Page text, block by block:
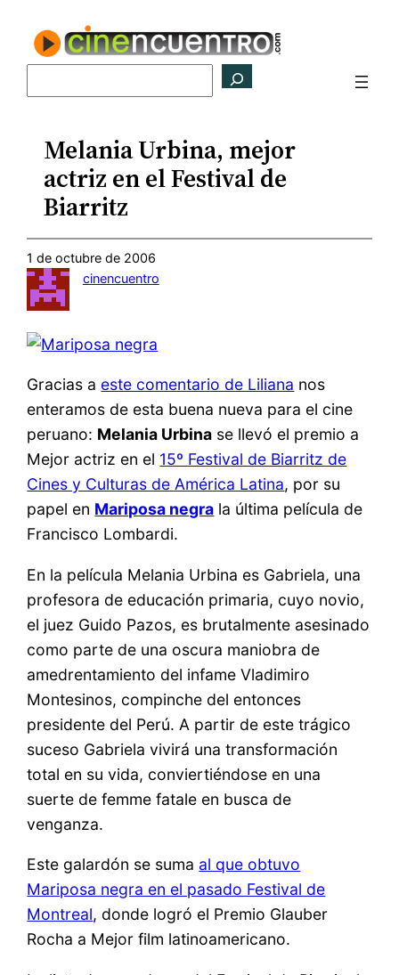
contenido
Melania Urbina, mejor
actriz en el Festival de
Biarritz
1 de octubre de 2006
cinencuentro
Gracias a este comentario de Liliana nos
enteramos de esta buena nueva para el cine
peruano: Melania Urbina se llevó el premio a
Mejor actriz en el 15º Festival de Biarritz de
Cines y Culturas de América Latina, por su
papel en Mariposa negra la última película de
Francisco Lombardi.
En la película Melania Urbina es Gabriela, una
profesora de educación primaria, cuyo novio,
el juez Guido Pazos, es brutalmente asesinado
como parte de una oscura maniobra de
amedrentamiento del infame Vladimiro
Montesinos, compinche del entonces
presidente del Perú. A partir de este trágico
suceso Gabriela vivirá una transformación
total en su vida, conviertiéndose en una
suerte de femme fatale en busca de
venganza.
Este galardón se suma al que obtuvo
Mariposa negra en el pasado Festival de
Montreal, donde logró el Premio Glauber
Rocha a Mejor film latinoamericano.